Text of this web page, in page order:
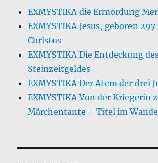
EXMYSTIKA die Ermordung
EXMYSTIKA Jesus, geboren 297
Christus
EXMYSTIKA Die Entdeckung
Steinzeitgeldes
EXMYSTIKA Der Atem der drei
EXMYSTIKA Von der Kriegerin
Märchentante – Titel im